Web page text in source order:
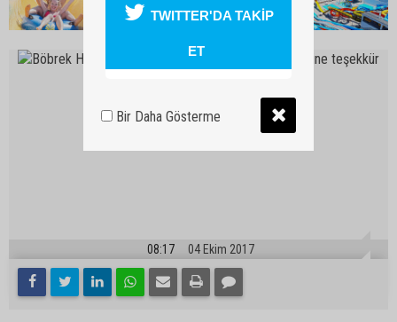
08:17 04 Ekim 2017
TWITTER'DA TAKİP
ET
Bir Daha Gösterme